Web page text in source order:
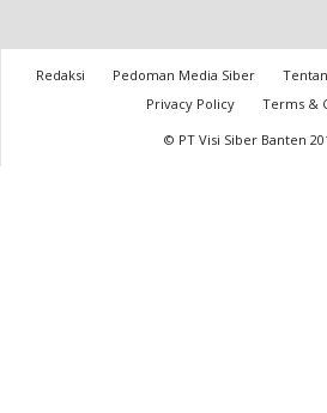
Redaksi Pedoman Media Siber
Privacy Policy
Terms &
© PT Visi Siber Banten